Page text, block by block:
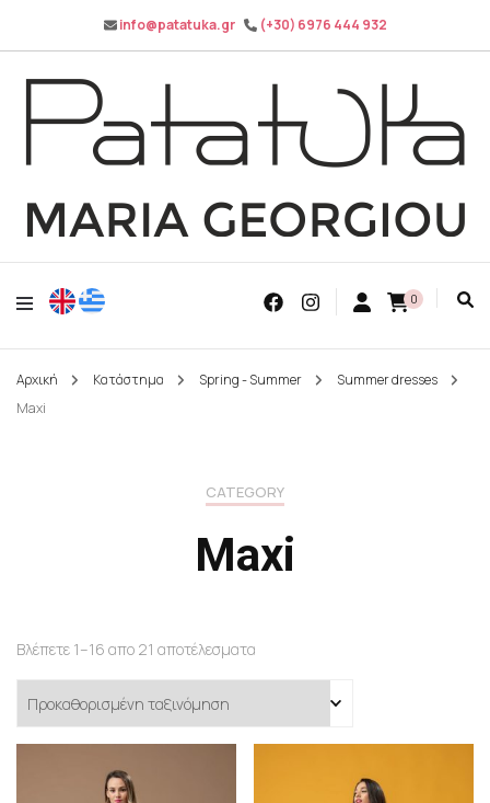
info@patatuka.gr (+30) 6976 444 932
Patatuka
Maria Georgiou
0
Αρχική Κατάστημα Spring - Summer
Summer dresses
Maxi
CATEGORY
Maxi
Βλέπετε 1–16 απο 21 αποτέλεσματα